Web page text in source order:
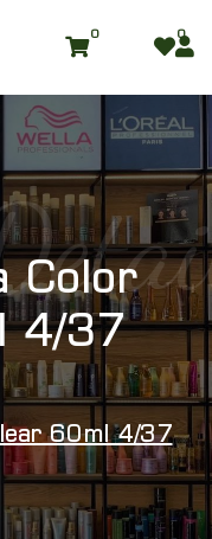
0 0
Color
4/37
60ml 4/37